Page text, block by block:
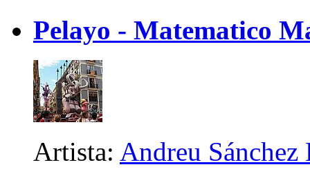
Pelayo - Matematico
Artista: Andreu